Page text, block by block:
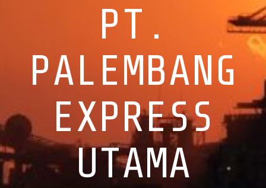
PT.
PALEMBANG
EXPRESS
UTAMA